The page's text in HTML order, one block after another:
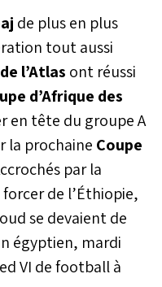
de plus en plus
tout aussi
l’Atlas ont réussi
d’Afrique des
en tête du groupe A
la prochaine Coupe
par la
de l’Éthiopie,
se devaient de
égyptien, mardi
VI de football à